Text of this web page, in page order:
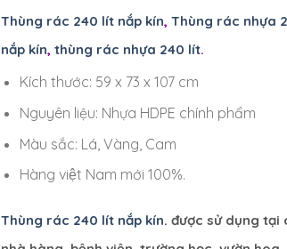
Thùng rác 240 lít nắp kín, Thùng rác nhựa
nắp kín, thùng rác nhựa 240 lít.
Kích thước: 59 x 73 x 107 cm
Nguyên liệu: Nhựa HDPE chính phẩm
Màu sắc: Lá, Vàng, Cam
Hàng việt Nam mới 100%.
Thùng rác 240 lít nắp kín. được sử dụng tại